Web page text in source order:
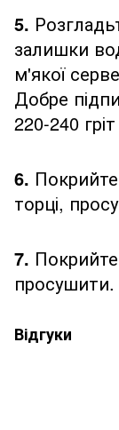
5.
залишки
м'якої
Добре
220-240
6. Покрийте
торці,
7.
просушити.
Відгуки